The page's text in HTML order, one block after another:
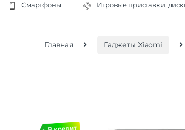
Смартфоны Игровые приставки,
Главная Гаджеты Xiaomi